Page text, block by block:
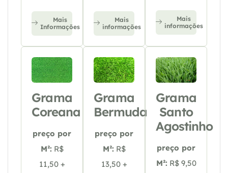
Mais
Informações
Mais
informações
Mais
informações
Grama
Coreana
preço por
M²: R$
11,50 +
Grama
Bermuda
preço por
M²: R$
13,50 +
Grama
Santo
Agostinho
preço por
M²: R$ 9,50